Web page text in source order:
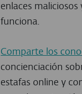
enlaces
funciona.
Comparte los
concienciación
estafas online y